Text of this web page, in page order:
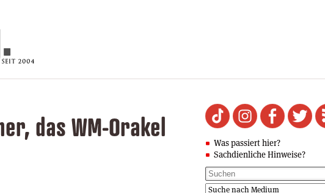
das WM-Orakel
Was passiert hier?
Sachdienliche Hinweise?